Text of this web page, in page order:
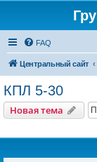
FAQ
Центральный сайт
КПЛ 5-30
Новая тема